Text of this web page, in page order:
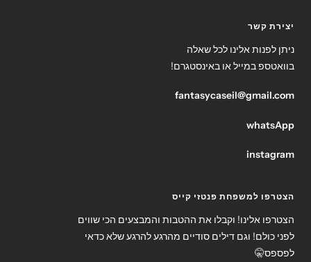
יצירת קשר
ניתן לפנות אלינו לכל שאלה
בוואטספ במייל או באינסטגרם!
fantasycaseil@gmail.com
whatsApp
instagram
הצטרפו למשפחת פנטזי קייס
הצטרפו אלינו! וקבלו את ההטבות והמבצעים הכי שווים
לפני כולם! וגם דילים סודיים מהרגע להרגע שלא כדאי
לפספס🤫